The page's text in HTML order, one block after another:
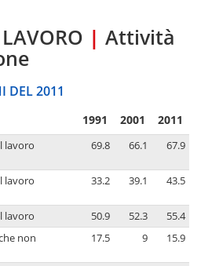
| Attività
DEL 2011
1991 2001 2011
lavoro
69.8 66.1 67.9
lavoro
33.2 39.1 43.5
lavoro 50.9 52.3
55.4
non
17.5 9 15.9